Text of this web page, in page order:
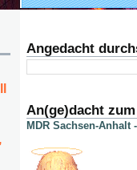
Angedacht
An(ge)dacht
MDR Sachsen-Anhalt